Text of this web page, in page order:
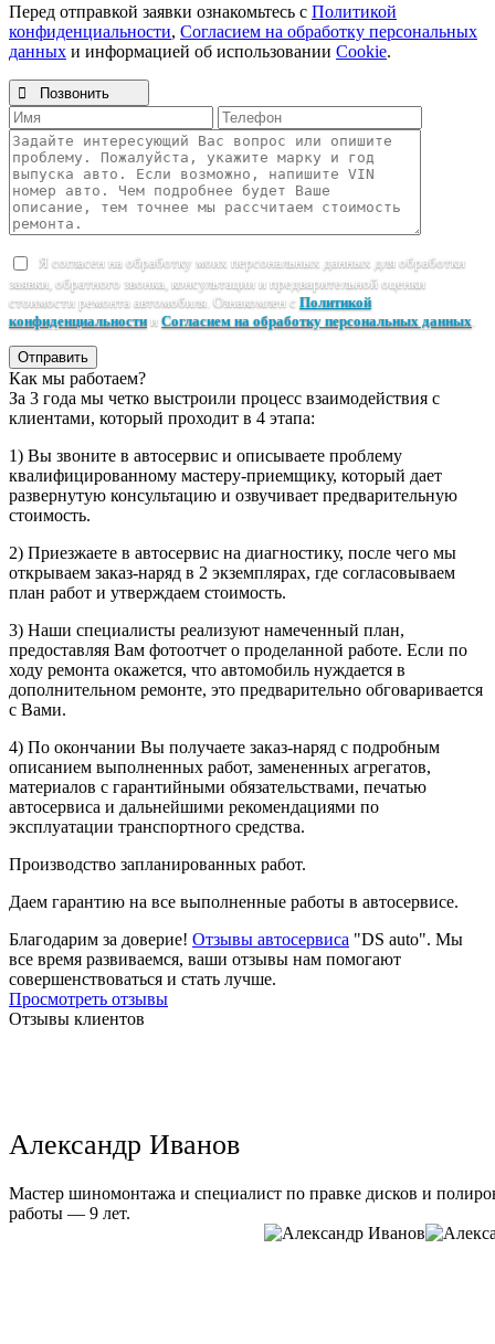
Перед отправкой заявки ознакомьтесь с Политикой
конфиденциальности, Согласием на обработку персональных
данных и информацией об использовании Cookie.
 Позвонить
Я согласен на обработку моих персональных данных для обработки
заявки, обратного звонка, консультации и предварительной оценки
стоимости ремонта автомобиля. Ознакомлен с Политикой
конфиденциальностии Согласием на обработку персональных данных
Отправить
Как мы работаем?
За 3 года мы четко выстроили процесс взаимодействия с
клиентами, который проходит в 4 этапа:
1) Вы звоните в автосервис и описываете проблему
квалифицированному мастеру-приемщику, который дает
развернутую консультацию и озвучивает предварительную
стоимость.
2) Приезжаете в автосервис на диагностику, после чего мы
открываем заказ-наряд в 2 экземплярах, где согласовываем
план работ и утверждаем стоимость.
3) Наши специалисты реализуют намеченный план,
предоставляя Вам фотоотчет о проделанной работе. Если по
ходу ремонта окажется, что автомобиль нуждается в
дополнительном ремонте, это предварительно обговаривается
с Вами.
4) По окончании Вы получаете заказ-наряд с подробным
описанием выполненных работ, замененных агрегатов,
материалов с гарантийными обязательствами, печатью
автосервиса и дальнейшими рекомендациями по
эксплуатации транспортного средства.
Производство запланированных работ.
Даем гарантию на все выполненные работы в автосервисе.
Благодарим за доверие! Отзывы автосервиса "DS auto". Мы
все время развиваемся, ваши отзывы нам помогают
совершенствоваться и стать лучше.
Просмотреть отзывы
Отзывы клиентов
Александр Иванов
Мастер шиномонтажа и специалист по правке дисков и
работы — 9 лет.